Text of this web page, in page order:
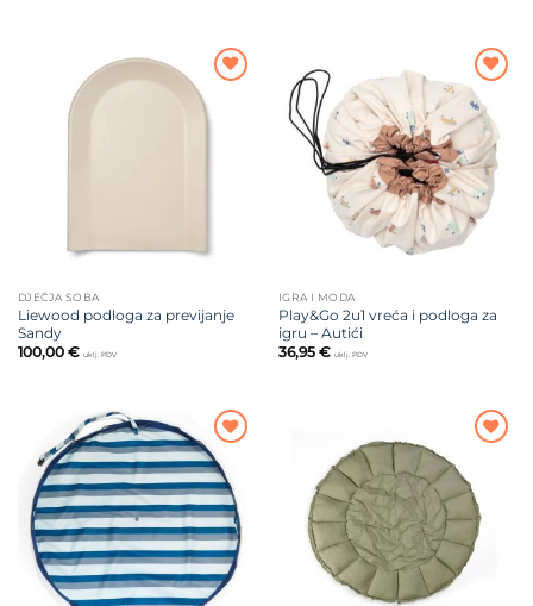
Dodajte
na listu
DJEČJA SOBA
Liewood podloga za previjanje
Sandy
100,00 € uklj. PDV
Dodajte
na listu
želja
IGRA I MODA
Play&Go 2u1 vreća i podloga za
igru – Autići
36,95 € uklj. PDV
Dodajte
na listu
želja
na listu
želja